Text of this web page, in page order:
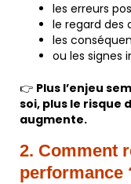
les erreurs
le regard des
les
ou les signes
👉 Plus l’enjeu
soi, plus le risque
augmente.
2. Comment
performance